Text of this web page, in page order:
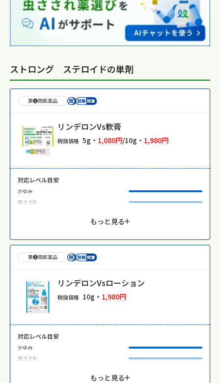
ストロング ステロイドの単剤
第❷類医薬品
リンデロンVs軟膏
税抜価格 5g・ 1,080円/10g・ 1,980円
対応レベル目安
かゆみ
虫さされ
もっと見る
第❷類医薬品
リンデロンVsローション
税抜価格 10g・ 1,980円
対応レベル目安
かゆみ
虫さされ
もっと見る